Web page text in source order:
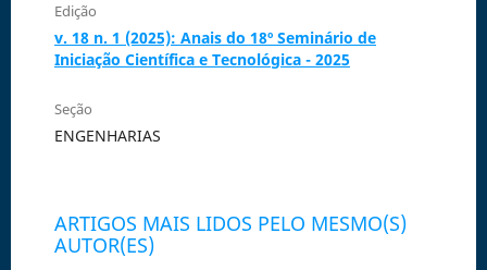
Edição
v. 18 n. 1 (2025): Anais do 18º Seminário de
Iniciação Científica e Tecnológica - 2025
Seção
ENGENHARIAS
ARTIGOS MAIS LIDOS PELO MESMO(S)
AUTOR(ES)